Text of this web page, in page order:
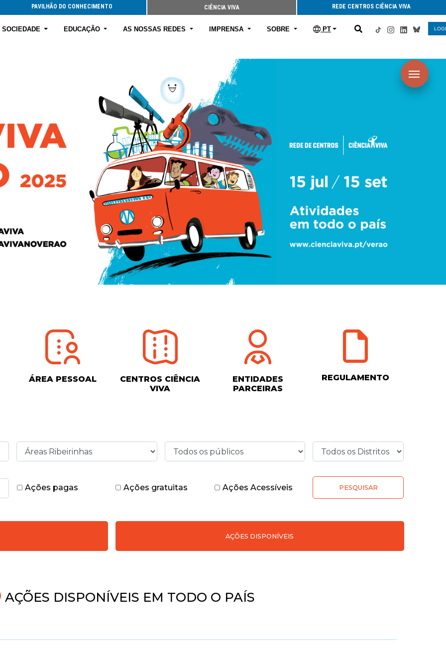
PAVILHÃO DO CONHECIMENTO CIÊNCIA VIVA REDE CENTROS CIÊNCIA VIVA
EDUCAÇÃO AS NOSSAS REDES IMPRENSA SOBRE PT
ÁREA PESSOAL
CENTROS CIÊNCIA
VIVA
ENTIDADES
PARCEIRAS
REGULAMENTO
Ações pagas Ações gratuitas Ações Acessíveis PESQUISAR
AÇÕES DISPONÍVEIS
DISPONÍVEIS EM TODO O PAÍS